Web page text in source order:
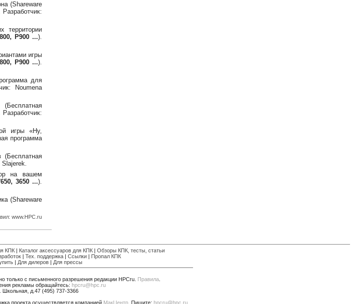
(Shareware
Разработчик:
территории
P900 ...).
игры
P900 ...).
для
Noumena
Разработчик:
игры «Ну,
программа
Slajerek.
на вашем
3650 ...).
(Shareware
www.HPC.ru
КПК Каталог аксессуаров для КПК
Обзоры КПК, тесты, статьи
Тех. поддержка Ссылки
Пропал КПК
| Для дилеров| Для прессы
только с письменного разрешения редакции HPCru. Правила.
рекламы обращайтесь: hpcru@hpc.ru
Школьная, д.47 (495) 737-3366
проекта осуществляется компанией МакЦентр. Пишите: hpcru@hpc.ru